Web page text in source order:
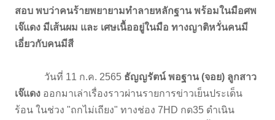
สอบ พบว่าคนร้ายพยายามทำลายหลักฐาน พร้อมในมือศพ
เจ๊แดง มีเส้นผม และ เศษเนื้ออยู่ในมือ ทางญาติหวั่นคนมี
เอี่ยวกับคนมีสี
วันที่ 11 ก.ค. 2565 ธัญญรัตน์ พอฐาน (จอย) ลูกสาว
เจ๊แดง ออกมาเล่าเรื่องราวผ่านรายการข่าวเย็นประเด็น
ร้อน ในช่วง "ถกไม่เถียง" ทางช่อง 7HD กด35 ดำเนิน